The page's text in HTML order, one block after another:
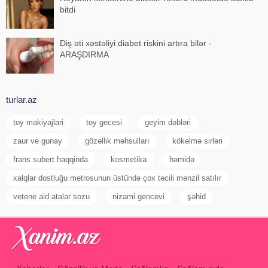
bitdi
Diş əti xəstəliyi diabet riskini artıra bilər -
ARAŞDIRMA
turlar.az
toy makiyajlari toy gecesi geyim dəbləri
zaur ve gunay gözəllik məhsulları kökəlmə sirləri
frans subert haqqinda kosmetika həmidə
xalqlar dostluğu metrosunun üstündə çox təcili mənzil satılır
vetene aid atalar sozu nizami gencevi şəhid